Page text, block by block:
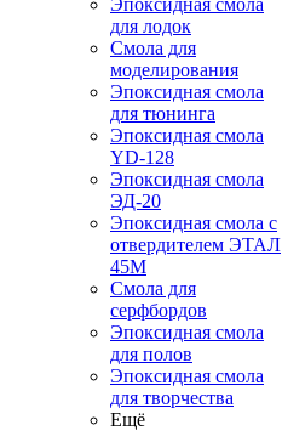
Эпоксидная смола
для лодок
Смола для
моделирования
Эпоксидная смола
для тюнинга
Эпоксидная смола
YD-128
Эпоксидная смола
ЭД-20
Эпоксидная смола с
отвердителем ЭТАЛ
45М
Смола для
серфбордов
Эпоксидная смола
для полов
Эпоксидная смола
для творчества
Ещё